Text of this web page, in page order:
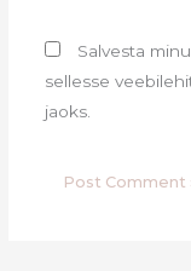
Salvesta
sellesse
jaoks.